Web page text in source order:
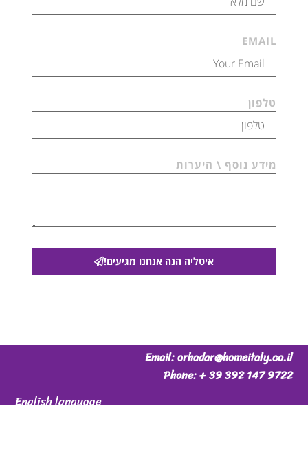
EMAIL
טלפון
מידע נוסף \ היערות
איטליה הנה אנחנו מגיעים!
Email: orhadar@homeitaly.co.il
Phone: + 39 392 147 9722
English language